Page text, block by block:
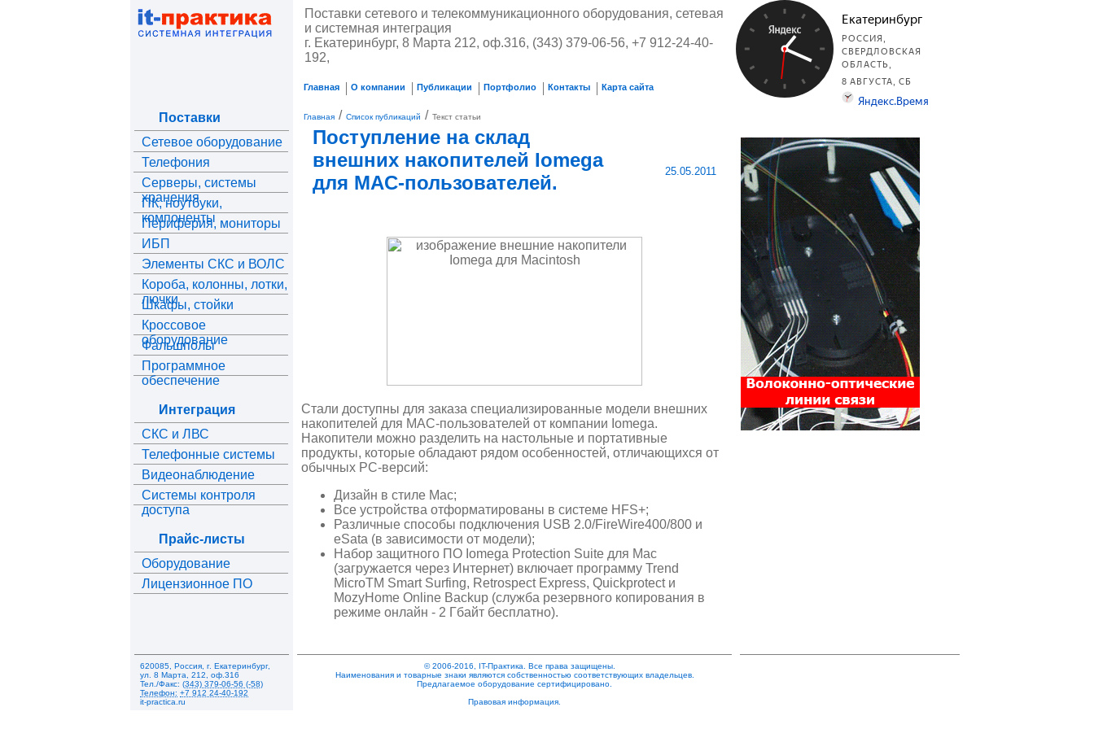
Поставки сетевого и телекоммуникационного оборудования, сетевая
и системная интеграция
г. Екатеринбург, 8 Марта 212, оф.316, (343) 379-06-56, +7 912-24-40-
192,
Главная О компании Публикации Портфолио Контакты Карта сайта
Поставки
Сетевое оборудование
Телефония
Серверы, системы
хранения
ПК, ноутбуки,
компоненты
Периферия, мониторы
ИБП
Элементы СКС и ВОЛС
Короба, колонны, лотки,
лючки
Шкафы, стойки
Кроссовое
оборудование
Фальшполы
Программное
обеспечение
Интеграция
СКС и ЛВС
Телефонные системы
Видеонаблюдение
Системы контроля
доступа
Прайс-листы
Оборудование
Лицензионное ПО
Главная / Список публикаций / Текст статьи
Поступление на склад
внешних накопителей Iomega
для MAC-пользователей.
25.05.2011
Стали доступны для заказа специализированные модели внешних
накопителей для MAC-пользователей от компании Iomega.
Накопители можно разделить на настольные и портативные
продукты, которые обладают рядом особенностей, отличающихся от
обычных PC-версий:
Дизайн в стиле Mac;
Все устройства отформатированы в системе HFS+;
Различные способы подключения USB 2.0/FireWire400/800 и
eSata (в зависимости от модели);
Набор защитного ПО Iomega Protection Suite для Mac
(загружается через Интернет) включает программу Trend
MicroTM Smart Surfing, Retrospect Express, Quickprotect и
MozyHome Online Backup (служба резервного копирования в
режиме онлайн - 2 Гбайт бесплатно).
620085 Россия г. Екатеринбург,
ул. 8 Марта, 212
оф.316
Тел./Факс: (343) 379-06-56 (-58)
Телефон: +7 912 24-40-192
it-practica.ru
© 2006-2016, IT-Практика. Все права защищены.
Наименования и товарные знаки являются собственностью соответствующих владельцев.
Предлагаемое оборудование сертифицировано.
Правовая информация.